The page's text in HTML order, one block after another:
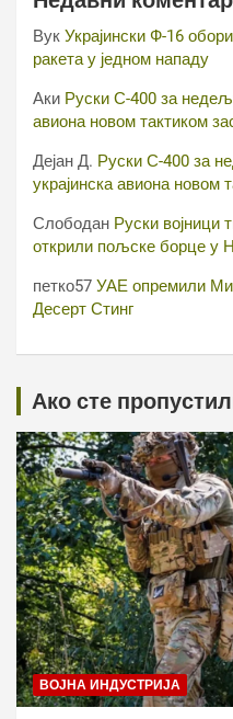
Вук Украјински Ф-16
ракета у једном нападу
Аки Руски С-400 за
авиона новом тактиком
Дејан Д. Руски С-400 за
украјинска авиона новом
Слободан Руски војници
открили пољске борце у
петко57 УАЕ опремили
Десерт Стинг
Ако сте
ВОЈНА ИНДУСТРИЈА